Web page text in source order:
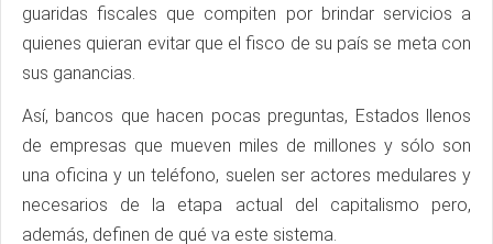
guaridas fiscales que compiten por brindar servicios a
quienes quieran evitar que el fisco de su país se meta con
sus ganancias.
Así, bancos que hacen pocas preguntas, Estados llenos
de empresas que mueven miles de millones y sólo son
una oficina y un teléfono, suelen ser actores medulares y
necesarios de la etapa actual del capitalismo pero,
además, definen de qué va este sistema.